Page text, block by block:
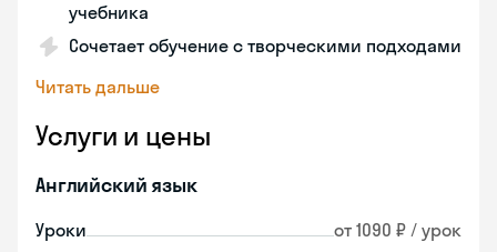
учебника
Сочетает обучение с творческими подходами
Читать дальше
Услуги и цены
Английский язык
Уроки от 1090 ₽ / урок